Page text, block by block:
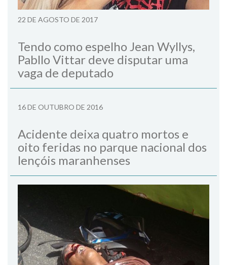
22 DE AGOSTO DE 2017
Tendo como espelho Jean Wyllys,
Pabllo Vittar deve disputar uma
vaga de deputado
16 DE OUTUBRO DE 2016
Acidente deixa quatro mortos e
oito feridas no parque nacional dos
lençóis maranhenses